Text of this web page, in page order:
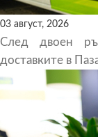
03 август, 2026
След двоен
доставките в